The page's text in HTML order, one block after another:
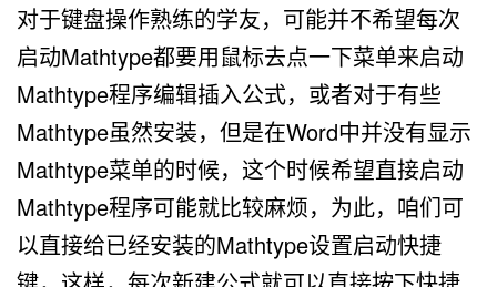
对于键盘操作熟练的学友，可能并不希望每次
启动Mathtype都要用鼠标去点一下菜单来启动
Mathtype程序编辑插入公式，或者对于有些
Mathtype虽然安装，但是在Word中并没有显示
Mathtype菜单的时候，这个时候希望直接启动
Mathtype程序可能就比较麻烦，为此，咱们可
以直接给已经安装的Mathtype设置启动快捷